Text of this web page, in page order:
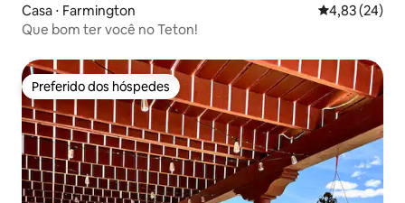
Casa ⋅ Farmington 4,83 de uma
4,83 (24)
Que bom ter você no Teton!
Preferido dos hóspedes
Preferido dos hóspedes